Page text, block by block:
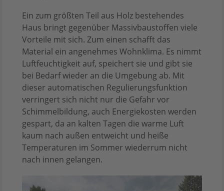
Ein zum größten Teil aus Holz bestehendes
Haus bringt gegenüber Massivbaustoffen viele
Vorteile mit sich. Zum einen schafft das
Material ein angenehmes Wohnklima. Es nimmt
Luftfeuchtigkeit auf, speichert sie und gibt sie
bei Bedarf wieder an die Umgebung ab. Mit
dieser automatischen Regulierungsfunktion
verringert sich nicht nur die Gefahr vor
Schimmelbildung, auch Energiekosten werden
gespart, da an kalten Tagen die warme Luft
kaum nach außen entweicht und heiße
Temperaturen im Sommer wiederrum nicht
nach innen gelangen.